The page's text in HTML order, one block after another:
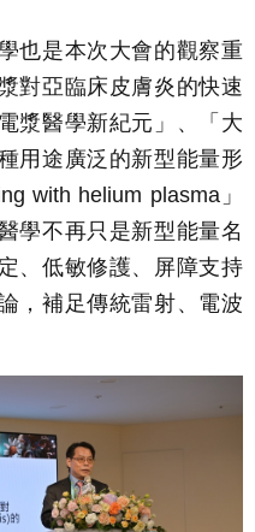
也是本次大會的觀察重
對亞臨床皮膚炎的快速
漿醫學新紀元」、「大
用途廣泛的新型能量形
with helium plasma」
學不再只是新型能量名
、低敏修護、屏障支持
，補足傳統雷射、電波